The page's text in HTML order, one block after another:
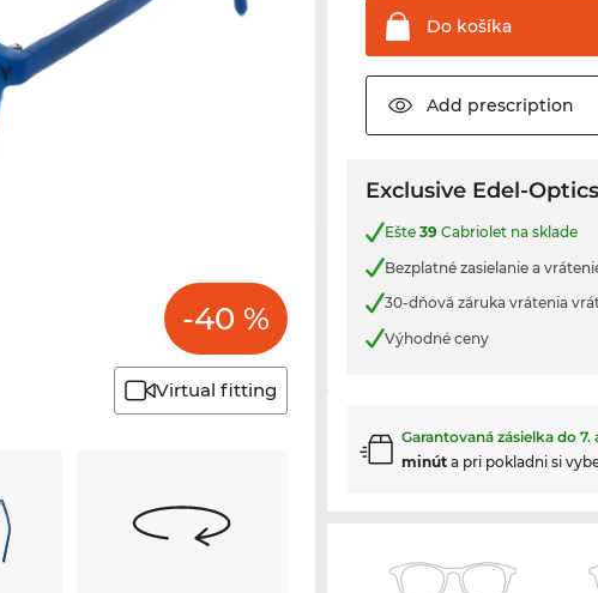
-40 %
Virtual fitting
Do košíka
Add prescription
Exclusive Edel-
Ešte39 Cabriolet na sklade
Bezplatné zasielanie a
30-dňová záruka vrátenia
Výhodné ceny
Garantovaná zásielka do7.
minút a pri pokladni si